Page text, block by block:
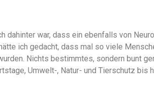
dahinter war, dass ein ebenfalls von
ich gedacht, dass mal so viele
Nichts bestimmtes, sondern bunt
Umwelt-, Natur- und Tierschutz bis